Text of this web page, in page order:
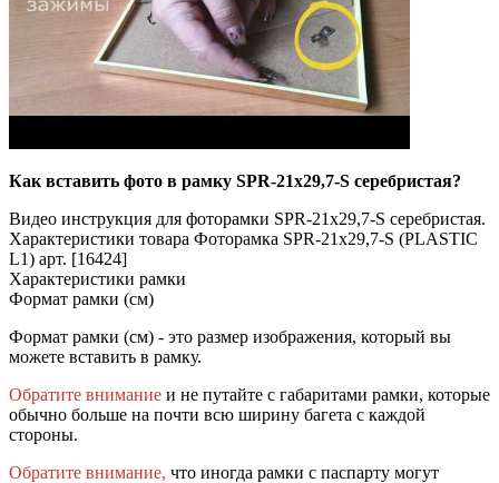
Как вставить фото в рамку SPR-21x29,7-S серебристая?
Видео инструкция для фоторамки SPR-21x29,7-S серебристая.
Характеристики товара Фоторамка SPR-21x29,7-S (PLASTIC
L1) арт. [16424]
Характеристики рамки
Формат рамки (см)
Формат рамки (см) - это размер изображения, который вы
можете вставить в рамку.
Обратите внимание и не путайте с габаритами рамки, которые
обычно больше на почти всю ширину багета с каждой
стороны.
Обратите внимание, что иногда рамки с паспарту могут